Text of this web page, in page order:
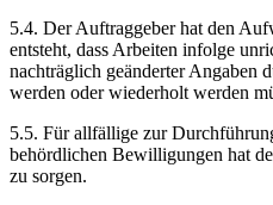
5.4. Der Auftraggeber hat den
entsteht, dass Arbeiten infolge
nachträglich geänderter Angaben
werden oder wiederholt werden
5.5. Für allfällige zur
behördlichen Bewilligungen hat
zu sorgen.